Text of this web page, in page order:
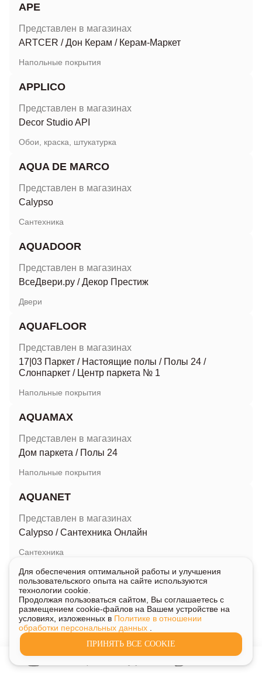
APE
Представлен в магазинах
ARTCER /Дон Керам / Керам-Маркет
Напольные покрытия
APPLICO
Представлен в магазинах
Decor Studio API
Обои, краска, штукатурка
AQUA DE MARCO
Представлен в магазинах
Calypso
Сантехника
AQUADOOR
Представлен в магазинах
ВсеДвери.ру /Декор Престиж
Двери
AQUAFLOOR
Представлен в магазинах
17|03 Паркет / Настоящие полы / Полы 24 /
Слонпаркет / Центр паркета № 1
Напольные покрытия
AQUAMAX
Представлен в магазинах
Дом паркета / Полы 24
Напольные покрытия
AQUANET
Представлен в магазинах
Calypso /Сантехника Онлайн
Сантехника
AQUANIKA
Представлен в магазинах
Первая сантехника
Сантехника
AQUARELLE
Для обеспечения оптимальной работы и улучшения
пользовательского опыта на сайте используются
технологии cookie.
Продолжая пользоваться сайтом, Вы соглашаетесь с
размещением cookie-файлов на Вашем устройстве на
условиях, изложенных в Политике в отношении
обработки персональных данных
ПРИНЯТЬ ВСЕ COOKIE